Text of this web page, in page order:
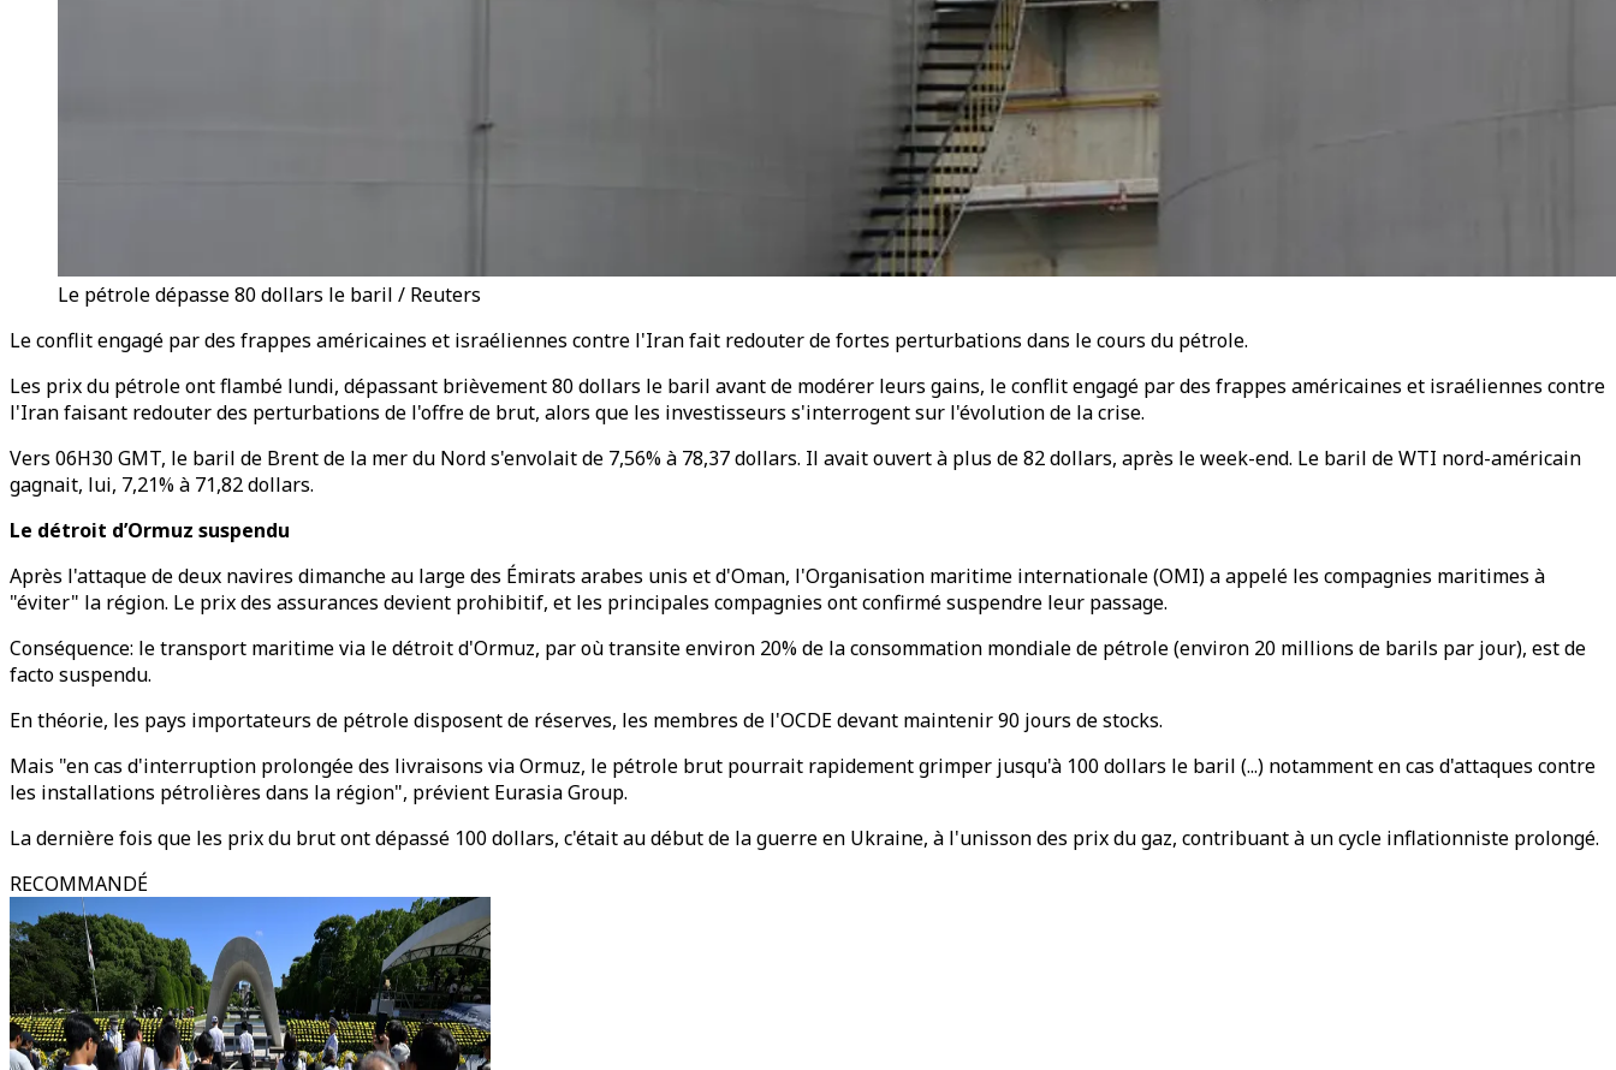
Le pétrole dépasse 80 dollars le baril / Reuters
Le conflit engagé par des frappes américaines et israéliennes contre l'Iran fait redouter de fortes perturbations dans le cours du pétrole.
Les prix du pétrole ont flambé lundi, dépassant brièvement 80 dollars le baril avant de modérer leurs gains, le conflit engagé par des frappes américaines et israéliennes contre
l'Iran faisant redouter des perturbations de l'offre de brut, alors que les investisseurs s'interrogent sur l'évolution de la crise.
Vers 06H30 GMT, le baril de Brent de la mer du Nord s'envolait de 7,56% à 78,37 dollars. Il avait ouvert à plus de 82 dollars, après le week-end. Le baril de WTI nord-américain
gagnait, lui, 7,21% à 71,82 dollars.
Le détroit d’Ormuz suspendu
Après l'attaque de deux navires dimanche au large des Émirats arabes unis et d'Oman, l'Organisation maritime internationale (OMI) a appelé les compagnies maritimes à
"éviter" la région. Le prix des assurances devient prohibitif, et les principales compagnies ont confirmé suspendre leur passage.
Conséquence: le transport maritime via le détroit d'Ormuz, par où transite environ 20% de la consommation mondiale de pétrole (environ 20 millions de barils par jour), est de
facto suspendu.
En théorie, les pays importateurs de pétrole disposent de réserves, les membres de l'OCDE devant maintenir 90 jours de stocks.
Mais "en cas d'interruption prolongée des livraisons via Ormuz, le pétrole brut pourrait rapidement grimper jusqu'à 100 dollars le baril (...) notamment en cas d'attaques contre
les installations pétrolières dans la région", prévient Eurasia Group.
La dernière fois que les prix du brut ont dépassé 100 dollars, c'était au début de la guerre en Ukraine, à l'unisson des prix du gaz, contribuant à un cycle inflationniste prolongé.
RECOMMANDÉ